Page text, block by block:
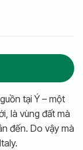
tại Ý – một
là vùng đất mà
đến. Do vậy mà